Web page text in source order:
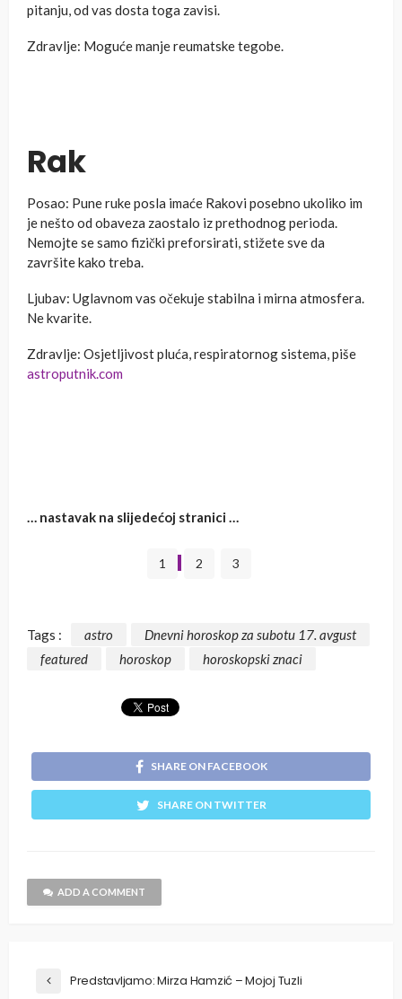
pitanju, od vas dosta toga zavisi.
Zdravlje: Moguće manje reumatske tegobe.
Rak
Posao: Pune ruke posla imaće Rakovi posebno ukoliko im
je nešto od obaveza zaostalo iz prethodnog perioda.
Nemojte se samo fizički preforsirati, stižete sve da
završite kako treba.
Ljubav: Uglavnom vas očekuje stabilna i mirna atmosfera.
Ne kvarite.
Zdravlje: Osjetljivost pluća, respiratornog sistema, piše
astroputnik.com
… nastavak na slijedećoj stranici …
1 2 3
Tags : astro
Dnevni horoskop za subotu 17. avgust
featured
horoskop horoskopski znaci
SHARE ON FACEBOOK
SHARE ON TWITTER
ADD A COMMENT
Predstavljamo: Mirza Hamzić – Mojoj Tuzli